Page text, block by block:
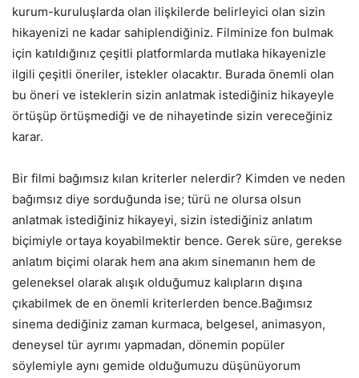
kurum-kuruluşlarda olan ilişkilerde belirleyici olan sizin
hikayenizi ne kadar sahiplendiğiniz. Filminize fon bulmak
için katıldığınız çeşitli platformlarda mutlaka hikayenizle
ilgili çeşitli öneriler, istekler olacaktır. Burada önemli olan
bu öneri ve isteklerin sizin anlatmak istediğiniz hikayeyle
örtüşüp örtüşmediği ve de nihayetinde sizin vereceğiniz
karar.
Bir filmi bağımsız kılan kriterler nelerdir? Kimden ve neden
bağımsız diye sorduğunda ise; türü ne olursa olsun
anlatmak istediğiniz hikayeyi, sizin istediğiniz anlatım
biçimiyle ortaya koyabilmektir bence. Gerek süre, gerekse
anlatım biçimi olarak hem ana akım sinemanın hem de
geleneksel olarak alışık olduğumuz kalıpların dışına
çıkabilmek de en önemli kriterlerden bence.Bağımsız
sinema dediğiniz zaman kurmaca, belgesel, animasyon,
deneysel tür ayrımı yapmadan, dönemin popüler
söylemiyle aynı gemide olduğumuzu düşünüyorum